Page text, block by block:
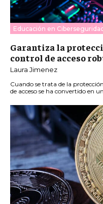
Educación en Ciberseguridad
Garantiza la
control de acceso
Laura Jimenez
Cuando se trata de la
de acceso se ha convertido en